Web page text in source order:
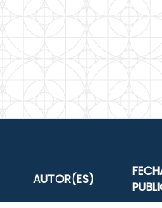
AUTOR(ES)